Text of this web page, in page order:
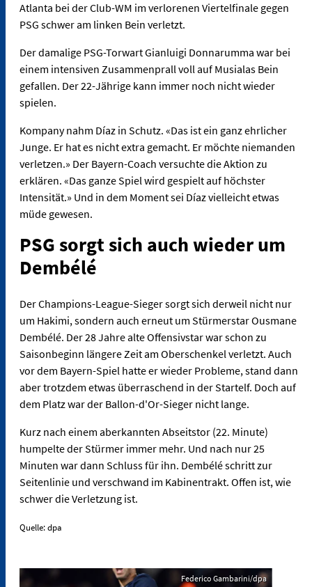
Atlanta bei der Club-WM im verlorenen Viertelfinale gegen
PSG schwer am linken Bein verletzt.
Der damalige PSG-Torwart Gianluigi Donnarumma war bei
einem intensiven Zusammenprall voll auf Musialas Bein
gefallen. Der 22-Jährige kann immer noch nicht wieder
spielen.
Kompany nahm Díaz in Schutz. «Das ist ein ganz ehrlicher
Junge. Er hat es nicht extra gemacht. Er möchte niemanden
verletzen.» Der Bayern-Coach versuchte die Aktion zu
erklären. «Das ganze Spiel wird gespielt auf höchster
Intensität.» Und in dem Moment sei Díaz vielleicht etwas
müde gewesen.
PSG sorgt sich auch wieder um
Dembélé
Der Champions-League-Sieger sorgt sich derweil nicht nur
um Hakimi, sondern auch erneut um Stürmerstar Ousmane
Dembélé. Der 28 Jahre alte Offensivstar war schon zu
Saisonbeginn längere Zeit am Oberschenkel verletzt. Auch
vor dem Bayern-Spiel hatte er wieder Probleme, stand dann
aber trotzdem etwas überraschend in der Startelf. Doch auf
dem Platz war der Ballon-d'Or-Sieger nicht lange.
Kurz nach einem aberkannten Abseitstor (22. Minute)
humpelte der Stürmer immer mehr. Und nach nur 25
Minuten war dann Schluss für ihn. Dembélé schritt zur
Seitenlinie und verschwand im Kabinentrakt. Offen ist, wie
schwer die Verletzung ist.
Quelle: dpa
Federico Gambarini/dpa